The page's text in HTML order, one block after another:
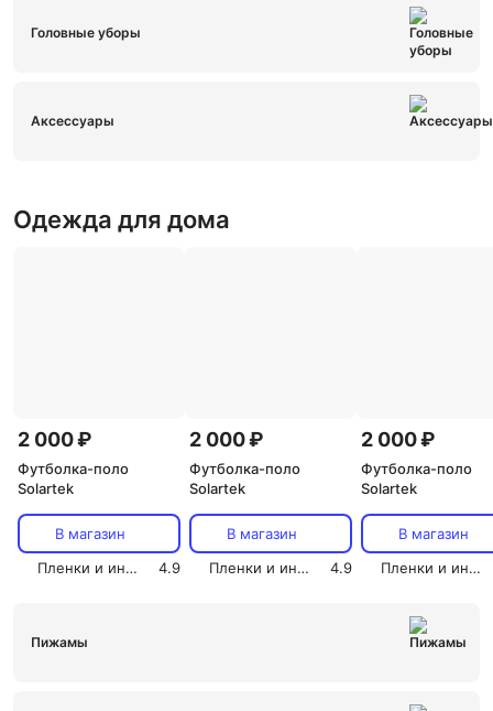
Головные уборы
Аксессуары
Одежда для дома
2 000 ₽
Футболка-поло
Solartek
В магазин
Пленки и инструмент СОЛАРТЕК
4.9
2 000 ₽
Футболка-поло
Solartek
В магазин
Пленки и инструмент СОЛАРТЕК
4.9
2 000 ₽
Футболка-поло
Solartek
В магазин
Пленки и инструмент СОЛАРТЕК
Пижамы